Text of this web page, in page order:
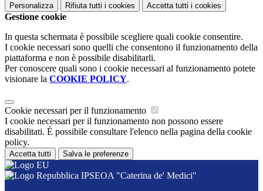
Personalizza Rifiuta tutti i cookies Accetta tutti i cookies
Gestione cookie
In questa schermata è possibile scegliere quali cookie consentire.
I cookie necessari sono quelli che consentono il funzionamento della
piattaforma e non è possibile disabilitarli.
Per conoscere quali sono i cookie necessari al funzionamento potete
visionare la COOKIE POLICY.
Cookie necessari per il funzionamento
I cookie necessari per il funzionamento non possono essere
disabilitati. È possibile consultare l'elenco nella pagina della cookie
policy.
Accetta tutti Salva le preferenze
IPSEOA "Caterina de' Medici"